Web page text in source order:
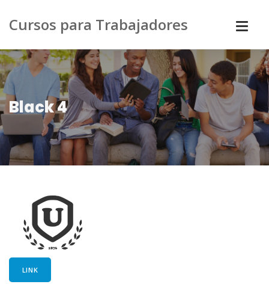
Cursos para Trabajadores
Black 4
LINK